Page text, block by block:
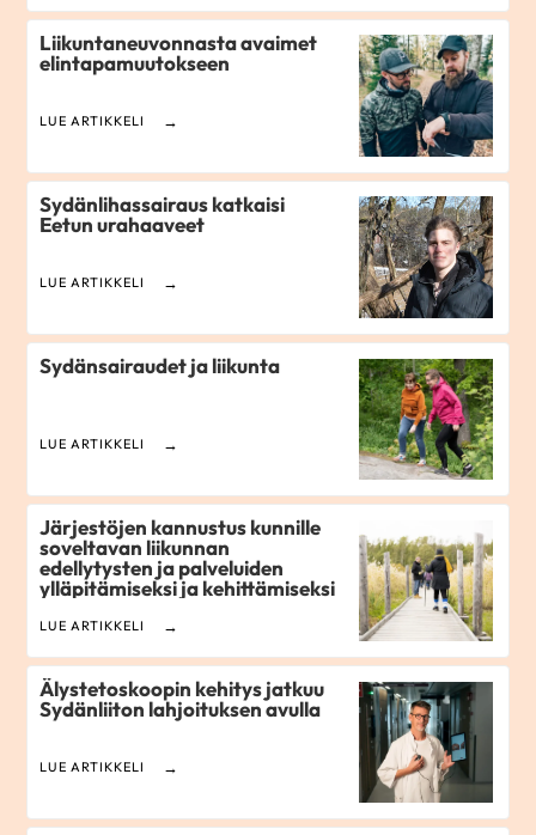
Liikuntaneuvonnasta avaimet
elintapamuutokseen
LUE ARTIKKELI
Sydänlihassairaus katkaisi
Eetun urahaaveet
LUE ARTIKKELI
Sydänsairaudet ja liikunta
LUE ARTIKKELI
Järjestöjen kannustus kunnille
soveltavan liikunnan
edellytysten ja palveluiden
ylläpitämiseksi ja kehittämiseksi
LUE ARTIKKELI
Älystetoskoopin kehitys jatkuu
Sydänliiton lahjoituksen avulla
LUE ARTIKKELI